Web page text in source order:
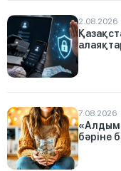
2.08.2026
7.08.2026
бәріне